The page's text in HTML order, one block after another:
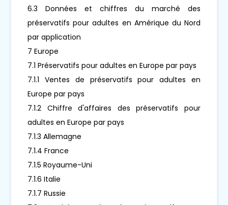
6.3 Données et chiffres du marché des
préservatifs pour adultes en Amérique du Nord
par application
7 Europe
7.1 Préservatifs pour adultes en Europe par pays
7.1.1 Ventes de préservatifs pour adultes en
Europe par pays
7.1.2 Chiffre d'affaires des préservatifs pour
adultes en Europe par pays
7.1.3 Allemagne
7.1.4 France
7.1.5 Royaume-Uni
7.1.6 Italie
7.1.7 Russie